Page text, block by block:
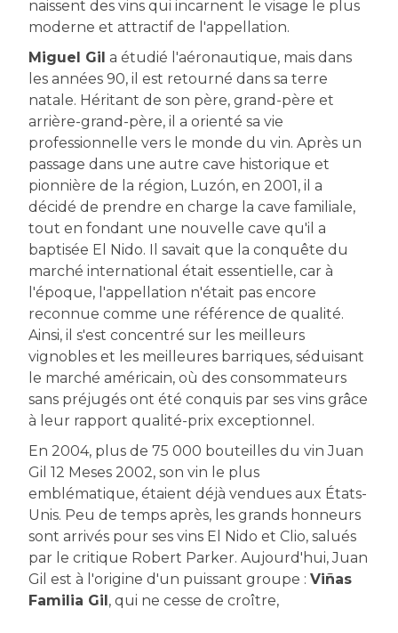
naissent des vins qui incarnent le visage le plus
moderne et attractif de l'appellation.
Miguel Gil a étudié l'aéronautique, mais dans
les années 90, il est retourné dans sa terre
natale. Héritant de son père, grand-père et
arrière-grand-père, il a orienté sa vie
professionnelle vers le monde du vin. Après un
passage dans une autre cave historique et
pionnière de la région, Luzón, en 2001, il a
décidé de prendre en charge la cave familiale,
tout en fondant une nouvelle cave qu'il a
baptisée El Nido. Il savait que la conquête du
marché international était essentielle, car à
l'époque, l'appellation n'était pas encore
reconnue comme une référence de qualité.
Ainsi, il s'est concentré sur les meilleurs
vignobles et les meilleures barriques, séduisant
le marché américain, où des consommateurs
sans préjugés ont été conquis par ses vins grâce
à leur rapport qualité-prix exceptionnel.
En 2004, plus de 75 000 bouteilles du vin Juan
Gil 12 Meses 2002, son vin le plus
emblématique, étaient déjà vendues aux États-
Unis. Peu de temps après, les grands honneurs
sont arrivés pour ses vins El Nido et Clio, salués
par le critique Robert Parker. Aujourd'hui, Juan
Gil est à l'origine d'un puissant groupe : Viñas
Familia Gil, qui ne cesse de croître,